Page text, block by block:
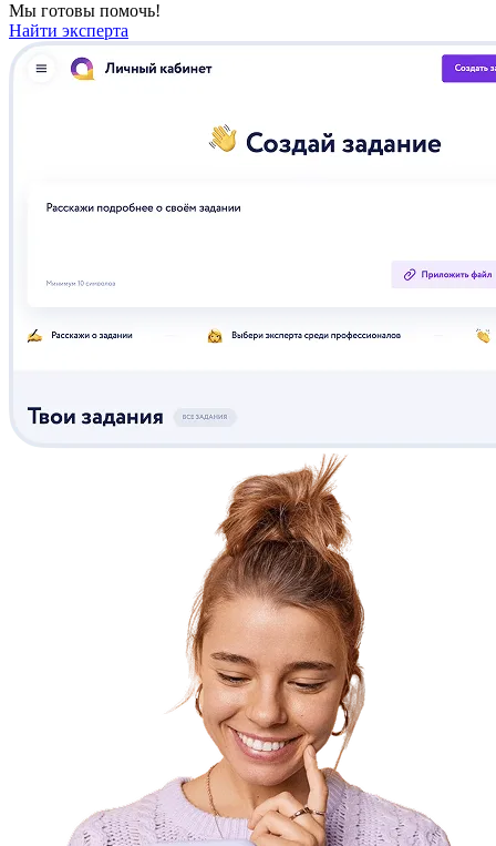
Мы готовы помочь!
Найти эксперта